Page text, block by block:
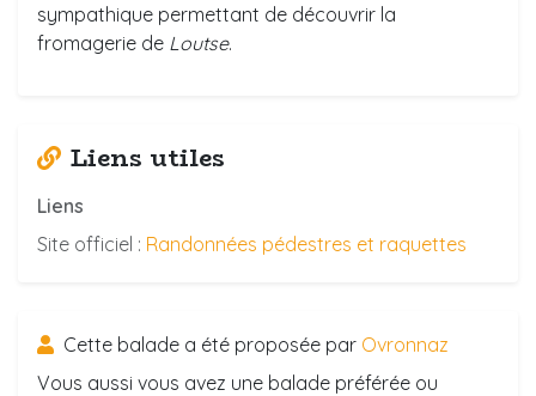
sympathique permettant de découvrir la
fromagerie de Loutse.
Liens utiles
Liens
Site officiel : Randonnées pédestres et raquettes
Cette balade a été proposée par Ovronnaz
Vous aussi vous avez une balade préférée ou